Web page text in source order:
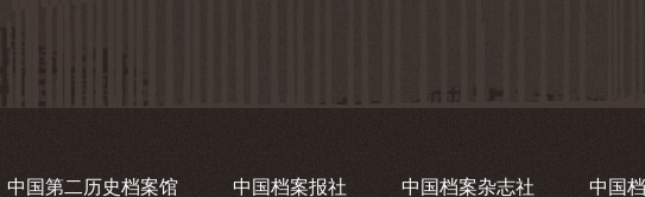
中国第二历史档案馆 中国档案报社 中国档案杂志社 中国